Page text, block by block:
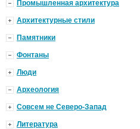
Промышленная архитектура
Архитектурные стили
Памятники
Фонтаны
Люди
Археология
Совсем не Северо-Запад
Литература